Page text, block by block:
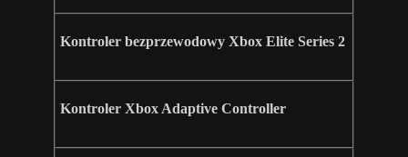
Kontroler bezprzewodowy Xbox Elite Series 2
Kontroler Xbox Adaptive Controller